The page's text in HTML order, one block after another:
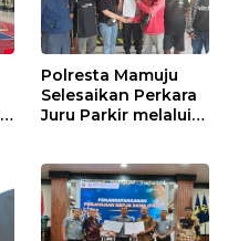
Polresta Mamuju
Selesaikan Perkara
Juru Parkir melalui